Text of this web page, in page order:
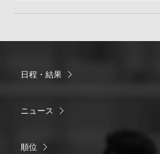
日程・結果
ニュース
順位